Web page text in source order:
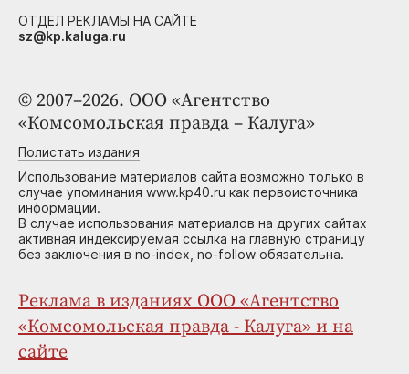
© 2007–2026. ООО «Агентство
«Комсомольская правда – Калуга»
Полистать издания
Использование материалов сайта возможно только в
случае упоминания www.kp40.ru как первоисточника
информации.
В случае использования материалов на других сайтах
активная индексируемая ссылка на главную страницу
без заключения в no-index, no-follow обязательна.
Реклама в изданиях ООО «Агентство
«Комсомольская правда - Калуга» и на
сайте
ОТДЕЛ РЕКЛАМЫ НА САЙТЕ
sz@kp.kaluga.ru